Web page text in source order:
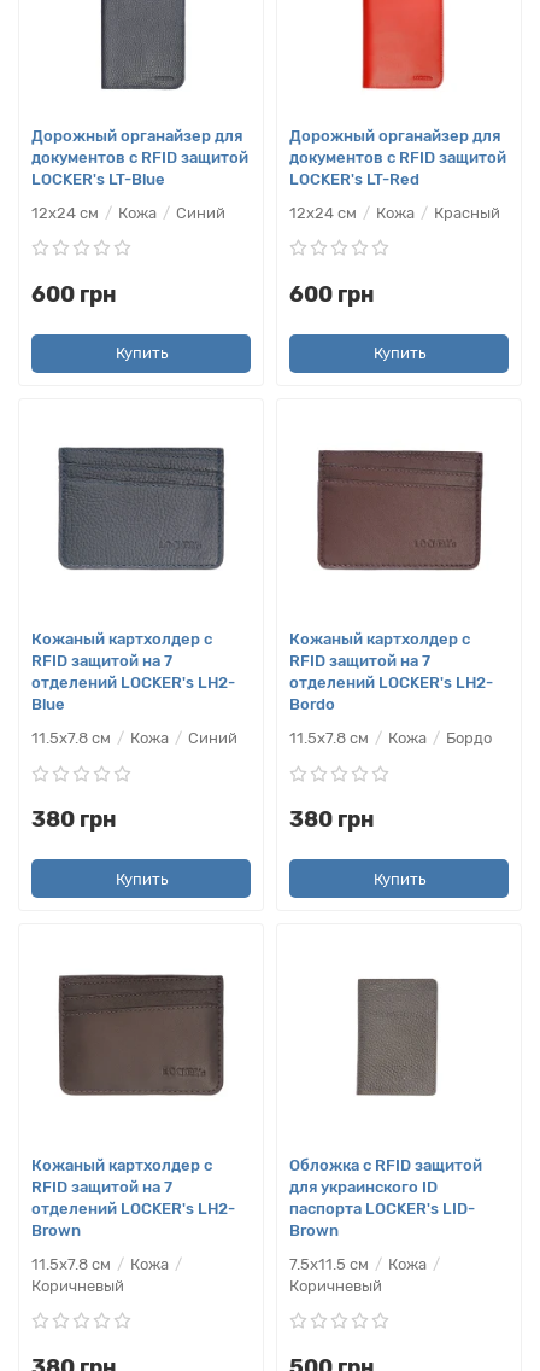
Дорожный органайзер для
документов с RFID защитой
LOCKER's LT-Blue
12x24 см
Кожа Синий
600 грн
Купить
Дорожный органайзер для
документов с RFID защитой
LOCKER's LT-Red
12x24 см
Кожа Красный
600 грн
Купить
Кожаный картхолдер с
RFID защитой на 7
отделений LOCKER's LH2-
Blue
11.5х7.8 см
Кожа Синий
380 грн
Купить
Кожаный картхолдер с
RFID защитой на 7
отделений LOCKER's LH2-
Bordo
11.5х7.8 см
Кожа Бордо
380 грн
Купить
Кожаный картхолдер с
RFID защитой на 7
отделений LOCKER's LH2-
Brown
11.5х7.8 см
Кожа
Коричневый
Обложка с RFID защитой
для украинского ID
паспорта LOCKER's LID-
Brown
7.5х11.5 см
Кожа
Коричневый